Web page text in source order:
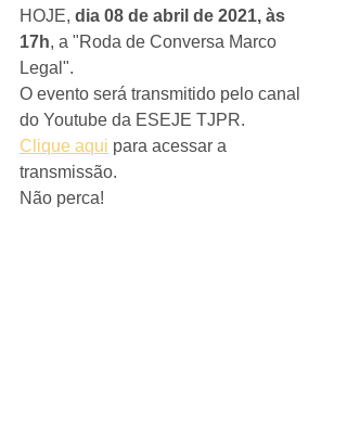
HOJE, dia 08 de abril de 2021, às
17h, a "Roda de Conversa Marco
Legal".
O evento será transmitido pelo canal
do Youtube da ESEJE TJPR.
Clique aqui para acessar a
transmissão.
Não perca!